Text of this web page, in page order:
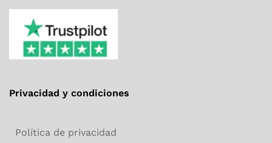
Privacidad y condiciones
Política de privacidad